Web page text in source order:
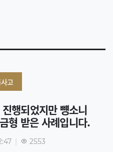
고
행되었지만 뻉소니
형 받은 사례입니다.
| 2553